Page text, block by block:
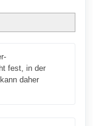
fest, in der
daher